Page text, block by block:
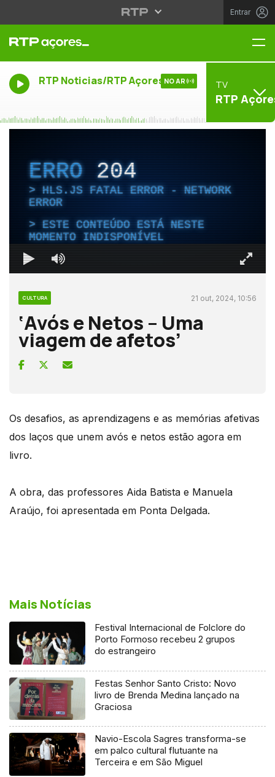
Entrar
RTP Noticias/RTP Açores NO AR TV
RTP
ERRO204
HLS.JS FATAL ERROR - NETWORK
ERROR
ESTE CONTEÚDO ESTÁ NESTE
MOMENTO INDISPONÍVEL
CULTURA 21 out, 2024, 10:56
‘Avós e Netos – Uma
viagem de afetos’
Os desafios, as aprendizagens e as memórias afetivas
dos laços que unem avós e netos estão agora em
livro.
A obra, das professores Aida Batista e Manuela
Araújo, foi apresentada em Ponta Delgada.
Mais Notícias
Festival Internacional de Folclore do
Porto Formoso recebeu 2 grupos
do estrangeiro
Festas Senhor Santo Cristo: Novo
livro de Brenda Medina lançado na
Graciosa
Navio-Escola Sagres transforma-se
em palco cultural flutuante na
Terceira e em São Miguel